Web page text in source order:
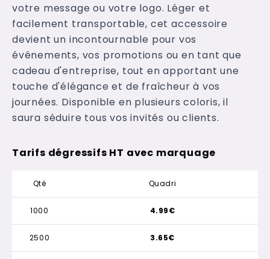
votre message ou votre logo. Léger et
facilement transportable, cet accessoire
devient un incontournable pour vos
événements, vos promotions ou en tant que
cadeau d'entreprise, tout en apportant une
touche d'élégance et de fraîcheur à vos
journées. Disponible en plusieurs coloris, il
saura séduire tous vos invités ou clients.
Tarifs dégressifs HT avec marquage
Qté Quadri
1000
2500
4.99€
3.65€